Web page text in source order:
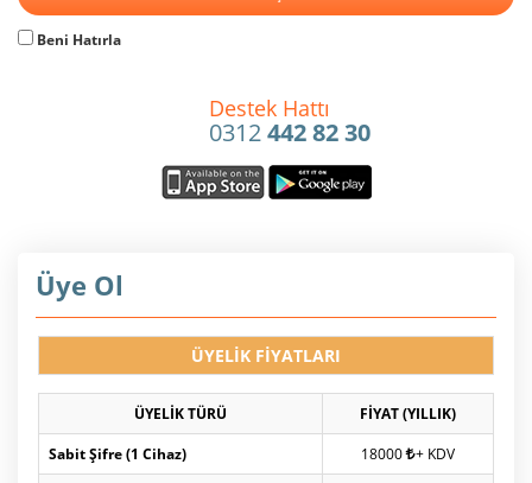
Beni Hatırla
Destek Hattı
0312442 82 30
Üye Ol
ÜYELİK FİYATLARI
ÜYELİK TÜRÜ
FİYAT (YILLIK)
Sabit Şifre (1 Cihaz)
18000 + KDV